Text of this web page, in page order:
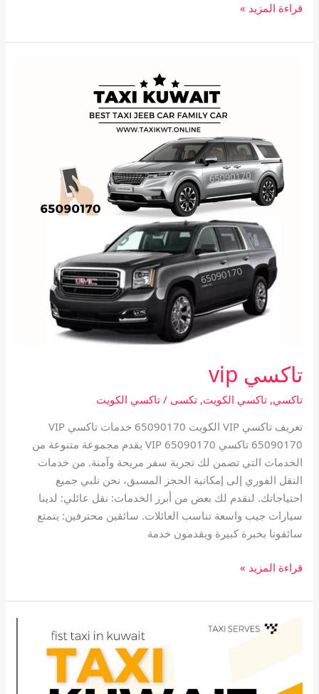
قراءة المزيد »
تاكسي vip
تاكسي,تاكسي الكويت,تكسى /تاكسي الكويت
تعريف تاكسي VIP الكويت 65090170 خدمات تاكسي VIP
65090170 تاكسي VIP 65090170 يقدم مجموعة متنوعة من
الخدمات التي تضمن لك تجربة سفر مريحة وآمنة. من خدمات
النقل الفوري إلى إمكانية الحجز المسبق، نحن نلبي جميع
احتياجاتك. لنقدم لك بعض من أبرز الخدمات: نقل عائلي: لدينا
سيارات جيب واسعة تناسب العائلات. سائقين محترفين: يتمتع
سائقونا بخبرة كبيرة ويقدمون خدمة
قراءة المزيد »
تاكسي